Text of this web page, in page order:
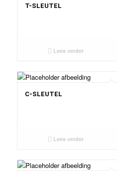
T-SLEUTEL
Lees verder
C-SLEUTEL
Lees verder